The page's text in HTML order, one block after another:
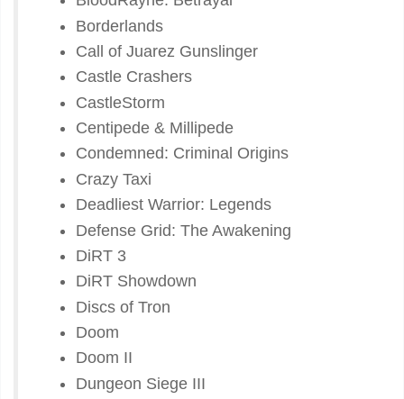
Borderlands
Call of Juarez Gunslinger
Castle Crashers
CastleStorm
Centipede & Millipede
Condemned: Criminal Origins
Crazy Taxi
Deadliest Warrior: Legends
Defense Grid: The Awakening
DiRT 3
DiRT Showdown
Discs of Tron
Doom
Doom II
Dungeon Siege III